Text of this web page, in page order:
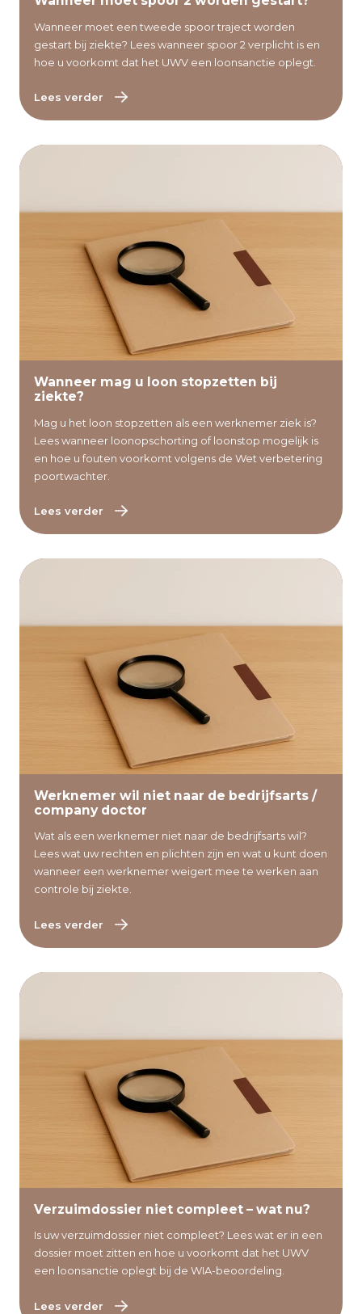
Wanneer moet een tweede spoor traject worden
gestart bij ziekte? Lees wanneer spoor 2 verplicht is en
hoe u voorkomt dat het UWV een loonsanctie oplegt.
Lees verder
Lees verder
Wanneer mag u loon stopzetten bij
ziekte?
Mag u het loon stopzetten als een werknemer ziek is?
Lees wanneer loonopschorting of loonstop mogelijk is
en hoe u fouten voorkomt volgens de Wet verbetering
poortwachter.
Lees verder
Lees verder
Werknemer wil niet naar de bedrijfsarts /
company doctor
Wat als een werknemer niet naar de bedrijfsarts wil?
Lees wat uw rechten en plichten zijn en wat u kunt doen
wanneer een werknemer weigert mee te werken aan
controle bij ziekte.
Lees verder
Lees verder
Verzuimdossier niet compleet – wat nu?
Is uw verzuimdossier niet compleet? Lees wat er in een
dossier moet zitten en hoe u voorkomt dat het UWV
een loonsanctie oplegt bij de WIA-beoordeling.
Lees verder